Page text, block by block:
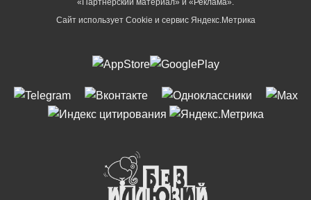
«Партнёрский материал» и «Реклама».
Сайт использует Cookie и сервиc Яндекс.Метрика